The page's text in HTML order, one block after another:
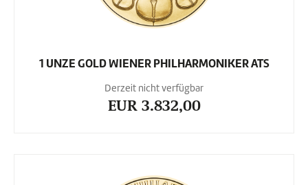
1 UNZE GOLD WIENER PHILHARMONIKER ATS
Derzeit nicht verfügbar
EUR 3.832,00